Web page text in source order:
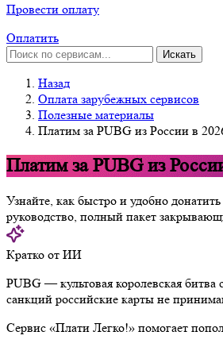
Провести оплату
Оплатить
Искать
Назад
Оплата зарубежных сервисов
Полезные материалы
Платим за PUBG из России в
Платим за PUBG из
Узнайте, как быстро и удобно
руководство, полный пакет
Кратко от ИИ
PUBG — культовая королевская
санкций российские карты не
Сервис «Плати Легко!» помогает